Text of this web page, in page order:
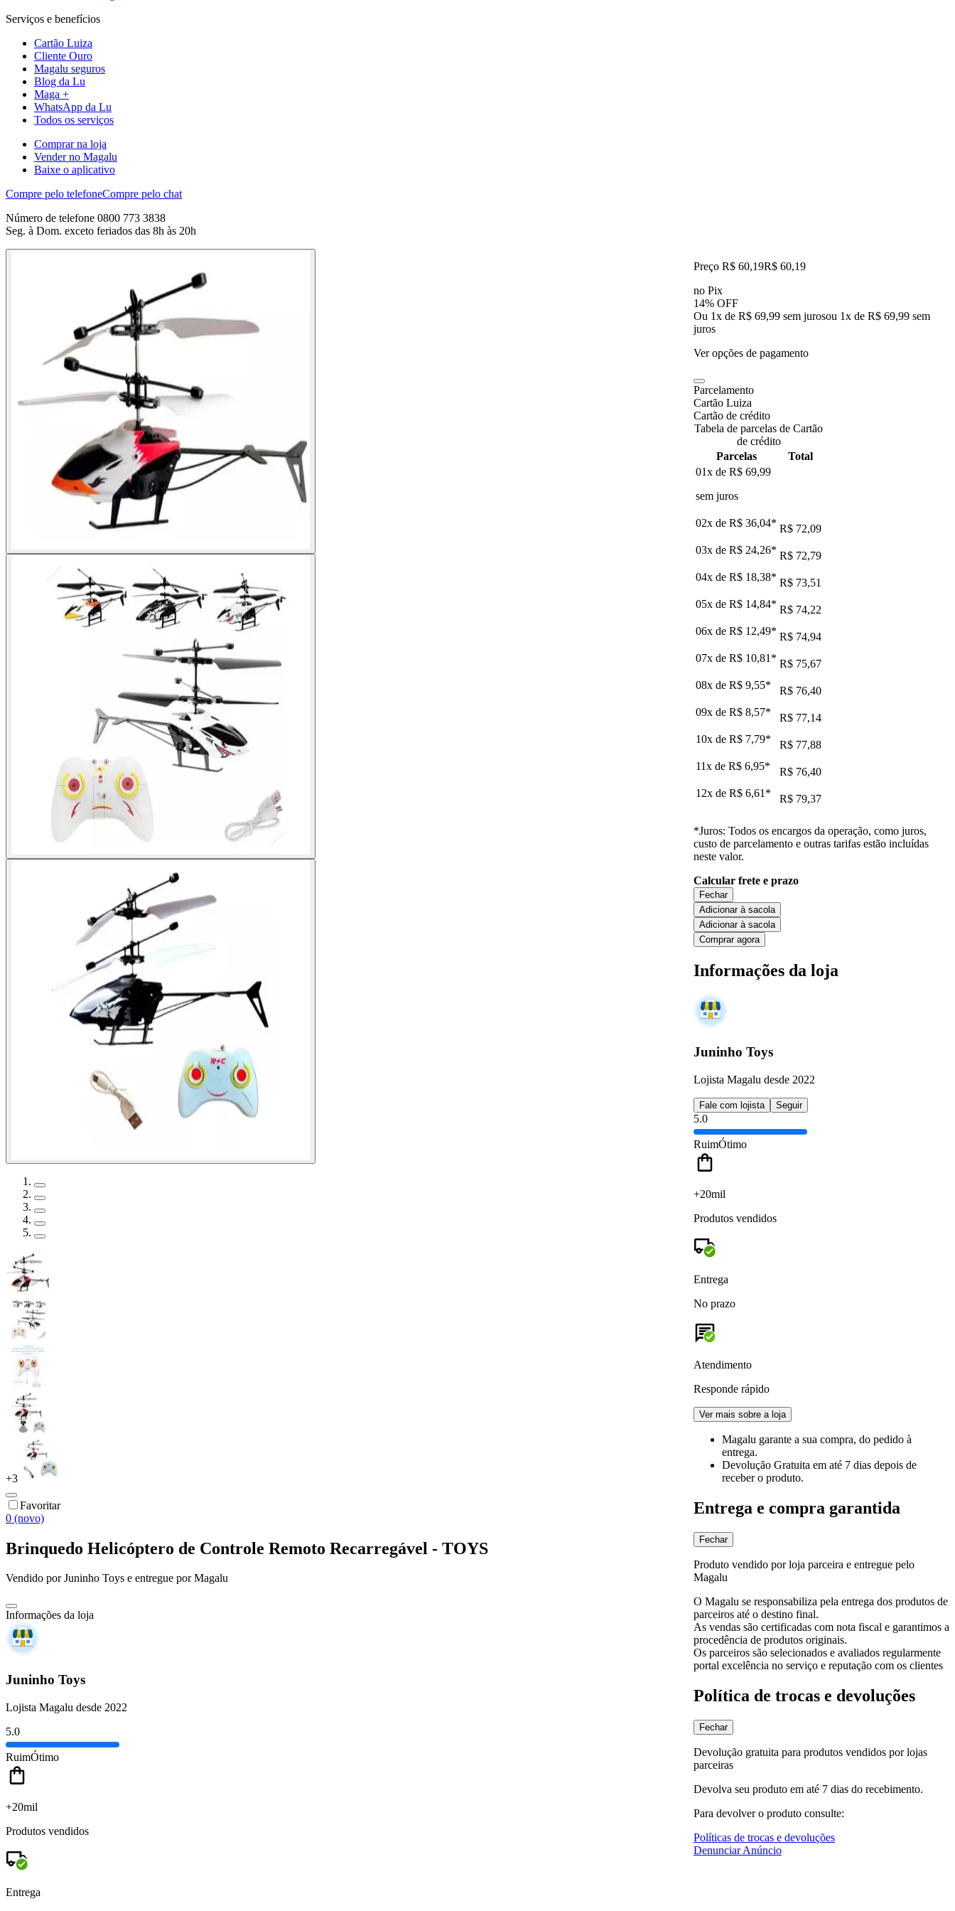
Serviços e benefícios
Cartão Luiza
Cliente Ouro
Magalu seguros
Blog da Lu
Maga +
WhatsApp da Lu
Todos os serviços
Comprar na loja
Vender no Magalu
Baixe o aplicativo
Compre pelo telefoneCompre pelo chat
Número de telefone 0800 773 3838
Seg. à Dom. exceto feriados das 8h às 20h
+3
Favoritar
0 (novo)
Brinquedo Helicóptero de Controle Remoto Recarregável - TOYS
Vendido porJuninho Toys e entregue por Magalu
Informações da loja
Juninho Toys
Lojista Magalu desde 2022
5.0
RuimÓtimo
+20mil
Produtos vendidos
Entrega
Preço R$ 60,19R$ 60,19
no Pix
14% OFF
Ou 1x de R$ 69,99 sem jurosou 1x de R$ 69,99 sem
juros
Ver opções de pagamento
Parcelamento
Cartão Luiza
Cartão de crédito
Tabela de parcelas de Cartão
de crédito
Parcelas
Total
01x de R$ 69,99
sem juros
02x de R$ 36,04* R$ 72,09
03x de R$ 24,26* R$ 72,79
04x de R$ 18,38* R$ 73,51
05x de R$ 14,84* R$ 74,22
06x de R$ 12,49* R$ 74,94
07x de R$ 10,81 * R$ 75,67
08x de R$ 9,55*
R$ 76,40
09x de R$ 8,57*
R$ 77,14
10x de R$ 7,79*
R$ 77,88
11x de R$ 6,95*
R$ 76,40
12x de R$ 6,61 * R$ 79,37
*Juros: Todos os encargos da operação, como juros,
custo de parcelamento e outras tarifas estão incluídas
neste valor.
Calcular frete e prazo
Fechar
Adicionar à sacola
Adicionar à sacola
Comprar agora
Informações da loja
Juninho Toys
Lojista Magalu desde 2022
Fale com lojista Seguir
5.0
RuimÓtimo
+20mil
Produtos vendidos
Entrega
No prazo
Atendimento
Responde rápido
Ver mais sobre a loja
Magalu garante a sua compra, do pedido à
entrega.
Devolução Gratuita em até 7 dias depois de
receber o produto.
Entrega e compra garantida
Fechar
Produto vendido por loja parceira e entregue pelo
Magalu
O Magalu se responsabiliza pela entrega dos produtos de
parceiros até o destino final.
As vendas são certificadas com nota fiscal e garantimos a
procedência de produtos originais.
Os parceiros são selecionados e avaliados regularmente
portal excelência no serviço e reputação com os clientes
Política de trocas e devoluções
Fechar
Devolução gratuita para produtos vendidos por lojas
parceiras
Devolva seu produto em até 7 dias do recebimento.
Para devolver o produto consulte:
Políticas de trocas e devoluções
Denunciar Anúncio